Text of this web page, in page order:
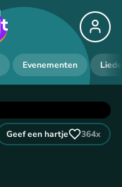
Evenementen
Geef een hartje 364x